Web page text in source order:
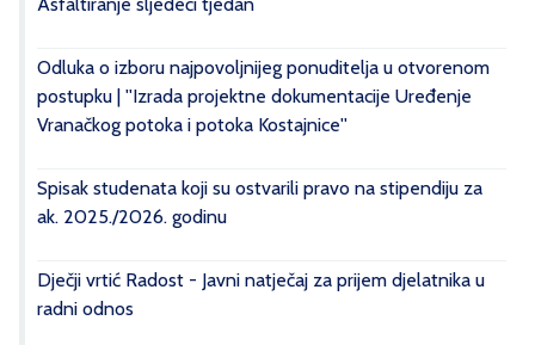
Odluka o izboru najpovoljnijeg ponuditelja u otvorenom
postupku | ''Izrada projektne dokumentacije Uređenje
Vranačkog potoka i potoka Kostajnice''
Spisak studenata koji su ostvarili pravo na stipendiju za
ak. 2025./2026. godinu
Dječji vrtić Radost - Javni natječaj za prijem djelatnika u
radni odnos